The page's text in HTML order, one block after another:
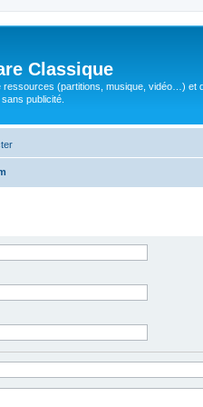
Classique
ressources (partitions, musique, vidéo…) et
publicité.